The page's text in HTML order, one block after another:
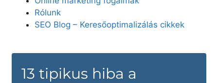
Rólunk
SEO Blog – Keresőoptimalizálás cikkek
13 tipikus hiba a